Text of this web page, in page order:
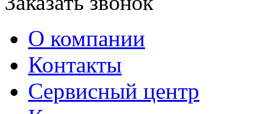
О компании
Контакты
Сервисный центр